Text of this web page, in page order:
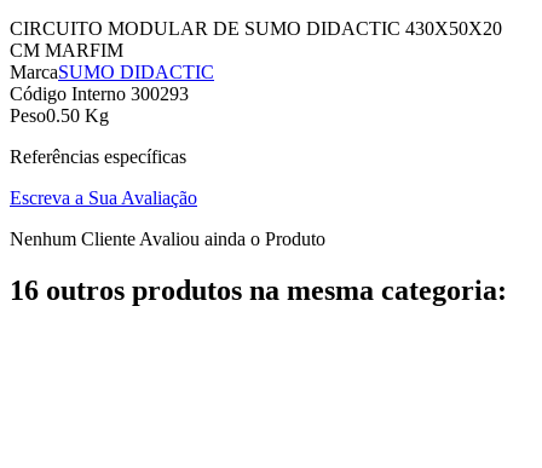
CIRCUITO MODULAR DE SUMO DIDACTIC 430X50X20
CM MARFIM
MarcaSUMO DIDACTIC
Código Interno 300293
Peso0.50 Kg
Referências específicas
Escreva a Sua Avaliação
Nenhum Cliente Avaliou ainda o Produto
16 outros produtos na mesma categoria: